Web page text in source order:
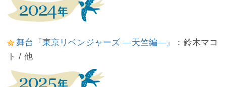
舞台『東京リベンジャーズ ―天竺編―』
：鈴木マコ
ト / 他